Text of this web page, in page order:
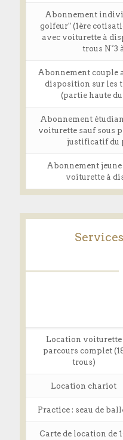
Abonnement
golfeur" (1ère
avec voiturette à
trous N°3
Abonnement couple
disposition sur les
(partie haute
Abonnement
voiturette sauf sous
justificatif du
Abonnement jeune
voiturette à
Location voiturette
parcours complet
trous)
Location chariot
Practice : seau de
Carte de location de